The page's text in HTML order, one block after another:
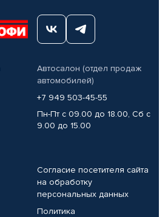
Автосалон (отдел продаж
автомобилей)
+7 949 503-45-55
Пн-Пт с 09.00 до 18.00, Сб с
9.00 до 15.00
Согласие посетителя сайта
на обработку
персональных данных
Политика